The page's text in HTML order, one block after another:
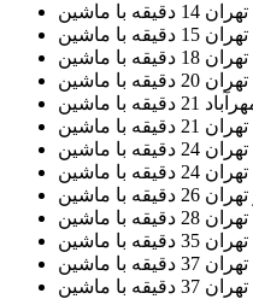
با ماشین
با ماشین
با ماشین
ماشین
با ماشین
با ماشین
ماشین
با ماشین
ماشین
با ماشین
ماشین
ماشین
با ماشین